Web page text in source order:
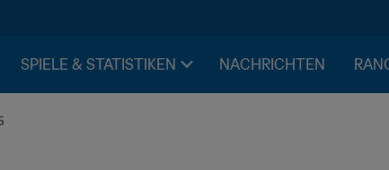
SPIELE & STATISTIKEN NACHRICHTEN